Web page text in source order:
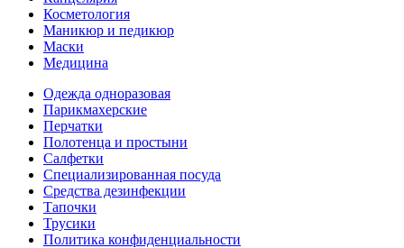
Косметология
Маникюр и педикюр
Маски
Медицина
Одежда одноразовая
Парикмахерские
Перчатки
Полотенца и простыни
Салфетки
Специализированная посуда
Средства дезинфекции
Тапочки
Трусики
Политика конфиденциальности